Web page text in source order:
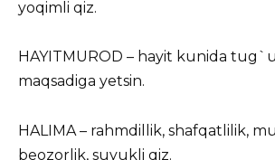
yoqimli qiz.
HAYITMUROD – hayit kunida
maqsadiga yetsin.
HALIMA – rahmdillik, shafqatlilik,
beozorlik, suyukli qiz.